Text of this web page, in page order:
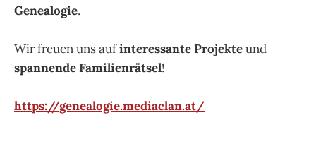
Genealogie.
Wir freuen uns aufinteressante Projekteund
spannende Familienrätsel!
https://genealogie.mediaclan.at/